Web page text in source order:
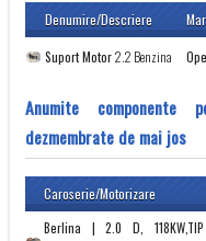
Denumire/Descriere
Suport Motor2.2 Benzina
Anumite
dezmembrate de mai jos
Caroserie/Motorizare
Berlina | 2.0 D, 118KW,TIP